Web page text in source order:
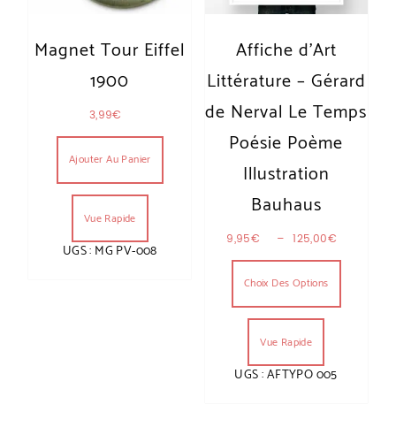
Magnet Tour Eiffel
1900
3,99€
Ajouter Au Panier
Vue Rapide
UGS : MG PV-008
Affiche d’Art
Littérature – Gérard
de Nerval Le Temps
Poésie Poème
Illustration
Bauhaus
9,95€ – 125,00€
Choix Des Options
Ce
Vue Rapide
UGS : AFTYPO 005